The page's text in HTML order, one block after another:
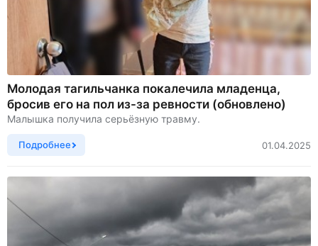
Молодая тагильчанка покалечила младенца,
бросив его на пол из-за ревности (обновлено)
Малышка получила серьёзную травму.
Подробнее 01.04.2025